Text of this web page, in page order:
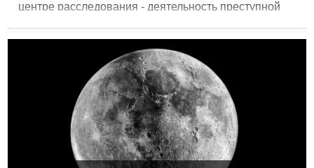
центре расследования - деятельность преступной
лет обвиняемые наживались на гражданах,
оказавшихся в тяжелом финансовом положении и
получивших отказ в банковском кредитовании.